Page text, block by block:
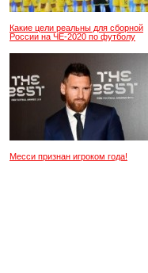
Какие цели реальны для сборной
России на ЧЕ-2020 по футболу
Месси признан игроком года!